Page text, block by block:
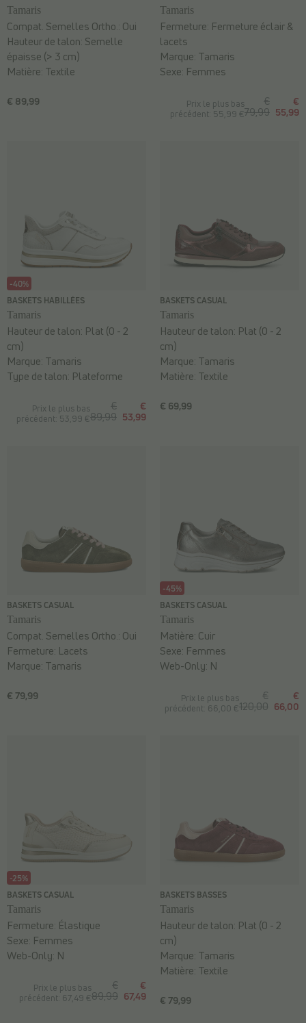
Tamaris
€ 89,99
Compat. Semelles Ortho.: Oui
Hauteur de talon: Semelle
épaisse (> 3 cm)
Matière: Textile
Tamaris
Prix le plus bas
précédent: 55,99 €
€
79,99
€
55,99
Fermeture: Fermeture éclair &
lacets
Marque: Tamaris
Sexe: Femmes
-40%
BASKETS HABILLÉES
Tamaris
Prix le plus bas
précédent: 53,99 €
€
89,99
€
53,99
Hauteur de talon: Plat (0 - 2
cm)
Marque: Tamaris
Type de talon: Plateforme
BASKETS CASUAL
Tamaris
€ 69,99
Hauteur de talon: Plat (0 - 2
cm)
Marque: Tamaris
Matière: Textile
BASKETS CASUAL
Tamaris
€ 79,99
Compat. Semelles Ortho.: Oui
Fermeture: Lacets
Marque: Tamaris
-45%
BASKETS CASUAL
Tamaris
Prix le plus bas
précédent: 66,00 €
€
120,00
€
66,00
Matière: Cuir
Sexe: Femmes
Web-Only: N
-25%
BASKETS CASUAL
Tamaris
Prix le plus bas
précédent: 67,49 €
€
89,99
€
67,49
Fermeture: Élastique
Sexe: Femmes
Web-Only: N
BASKETS BASSES
Tamaris
€ 79,99
Hauteur de talon: Plat (0 - 2
cm)
Marque: Tamaris
Matière: Textile